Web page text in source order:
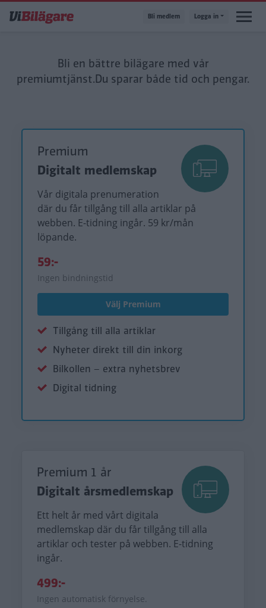
till
Bli medlem Logga in
Bli en bättre bilägare med vår
premiumtjänst.Du sparar både tid och pengar.
Premium
Digitalt medlemskap
Vår digitala prenumeration
där du får tillgång till alla artiklar på
webben. E-tidning ingår. 59 kr/mån
löpande.
59:-
Ingen bindningstid
Välj Premium
Tillgång till alla artiklar
Nyheter direkt till din inkorg
Bilkollen – extra nyhetsbrev
Digital tidning
Premium 1 år
Digitalt årsmedlemskap
Ett helt år med vårt digitala
medlemskap där du får tillgång till alla
artiklar och tester på webben. E-tidning
ingår.
499:-
Ingen automatisk förnyelse.